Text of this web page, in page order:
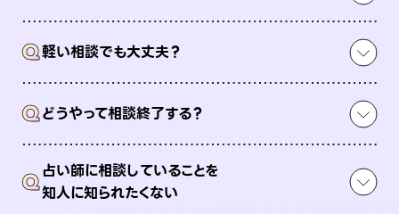
Q軽い相談でも大丈夫？
Qどうやって相談終了する？
Q占い師に相談していることを
知人に知られたくない